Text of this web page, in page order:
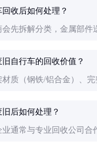
收后如何处理？
会先拆解分类，金属部件
自行车的回收价值？
材质（钢铁/铝合金）、
后如何处理？
业通常与专业回收公司合